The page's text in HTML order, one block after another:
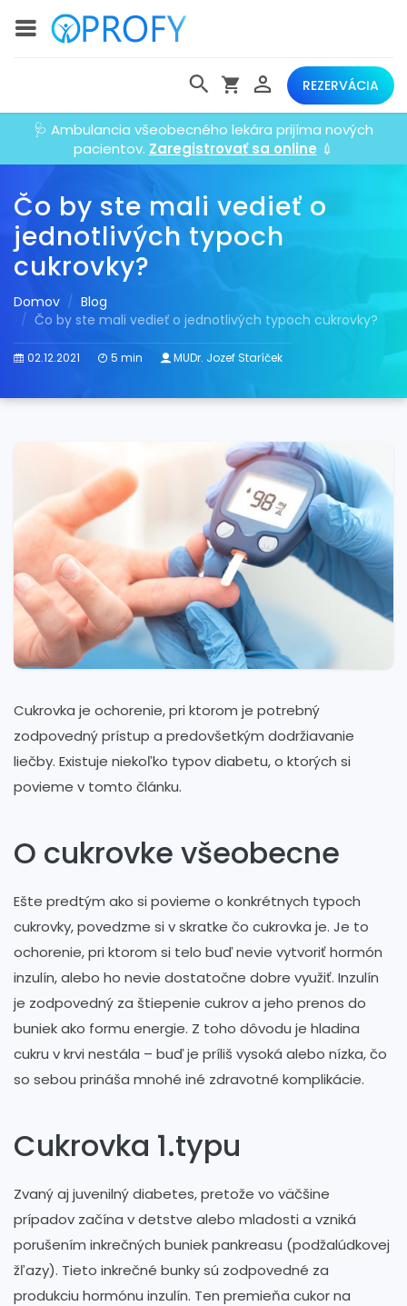
REZERVÁCIA
🩺 Ambulancia všeobecného lekára prijíma nových
pacientov. Zaregistrovať sa online 💉
Čo by ste mali vedieť o
jednotlivých typoch
cukrovky?
Domov
Blog
Čo by ste mali vedieť o jednotlivých typoch cukrovky?
02.12.2021 5 min MUDr. Jozef Staríček
Cukrovka je ochorenie, pri ktorom je potrebný
zodpovedný prístup a predovšetkým dodržiavanie
liečby. Existuje niekoľko typov diabetu, o ktorých si
povieme v tomto článku.
O cukrovke všeobecne
Ešte predtým ako si povieme o konkrétnych typoch
cukrovky, povedzme si v skratke čo cukrovka je. Je to
ochorenie, pri ktorom si telo buď nevie vytvoriť hormón
inzulín, alebo ho nevie dostatočne dobre využiť. Inzulín
je zodpovedný za štiepenie cukrov a jeho prenos do
buniek ako formu energie. Z toho dôvodu je hladina
cukru v krvi nestála – buď je príliš vysoká alebo nízka, čo
so sebou prináša mnohé iné zdravotné komplikácie.
Cukrovka 1.typu
Zvaný aj juvenilný diabetes, pretože vo väčšine
prípadov začína v detstve alebo mladosti a vzniká
porušením inkrečných buniek pankreasu (podžalúdkovej
žľazy). Tieto inkrečné bunky sú zodpovedné za
produkciu hormónu inzulín. Ten premieňa cukor na